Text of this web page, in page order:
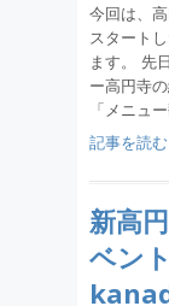
今回は、
スタート
ます。 先
ー高円寺
「メニュ
記事を読
新高
ベン